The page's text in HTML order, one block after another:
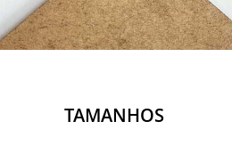
TAMANHOS